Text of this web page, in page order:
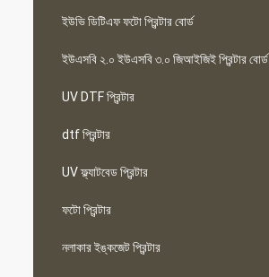
ইউভি ডিটিএফ ফটো প্রিন্টার বোর্ড
ইউএসবি ২.০ ইউএসবি ৩.০ জিআইজিই প্রিন্টার বোর্ড
UV DTF প্রিন্টার
dtf প্রিন্টার
UV ফ্ল্যাটবেড প্রিন্টার
ফটো প্রিন্টার
নলাকার ইঙ্কজেট প্রিন্টার